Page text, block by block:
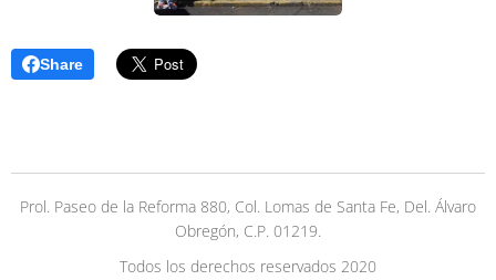
Share
Prol. Paseo de la Reforma 880, Col. Lomas de Santa Fe, Del. Álvaro
Obregón, C.P. 01219.
Todos los derechos reservados 2020